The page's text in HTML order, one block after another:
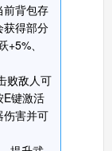
前背包存
获得部分
、
败敌人可
E键激活
伤害并可